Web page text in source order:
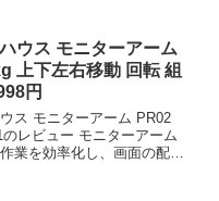
方、必見です！ この記事で
ウス モニターアーム
上下左右移動 回転 組
円
ス モニターアーム PR02
レビュー モニターアーム
業を効率化し、画面の配置